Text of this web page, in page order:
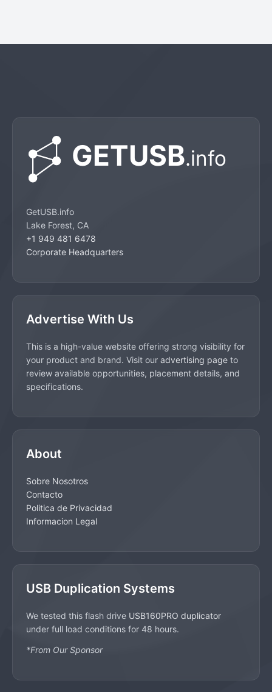
GetUSB.info
Lake Forest, CA
+1 949 481 6478
Corporate Headquarters
Advertise With Us
This is a high-value website offering strong visibility for
your product and brand. Visit our advertising page to
review available opportunities, placement details, and
specifications.
About
Sobre Nosotros
Contacto
Politica de Privacidad
Informacion Legal
USB Duplication Systems
We tested this flash drive USB160PRO duplicator
under full load conditions for 48 hours.
*From Our Sponsor